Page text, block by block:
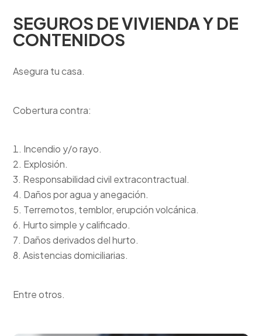
SEGUROS DE VIVIENDA Y DE
CONTENIDOS
Asegura tu casa.
Cobertura contra:
Incendio y/o rayo.
Explosión.
Responsabilidad civil extracontractual.
Daños por agua y anegación.
Terremotos, temblor, erupción volcánica.
Hurto simple y calificado.
Daños derivados del hurto.
Asistencias domiciliarias.
Entre otros.